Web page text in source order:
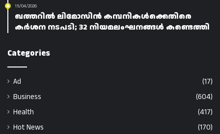
15/04/2026
ഖത്തറിൽ ലിമോസിൻ കമ്പനികൾക്കെതിരെ
കർശന നടപടി; 32 നിയമലംഘനങ്ങൾ കണ്ടെത്തി
Categories
Ad
(17)
Business
(604)
Health
(417)
Hot News
(170)